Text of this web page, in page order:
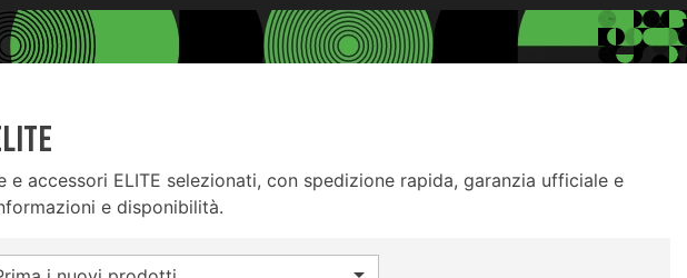
accessori ELITE selezionati, con spedizione rapida, garanzia ufficiale e
e disponibilità.